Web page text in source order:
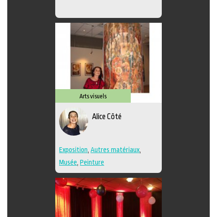
Arts visuels
Alice Côté
Exposition Autres matériaux
Musée Peinture